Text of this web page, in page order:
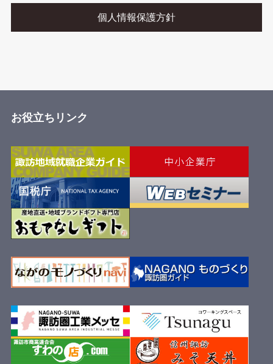
個人情報保護方針
お役立ちリンク